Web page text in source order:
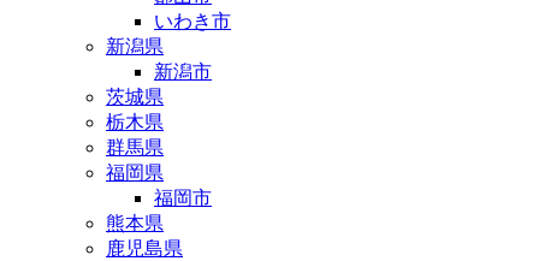
いわき市
新潟県
新潟市
茨城県
栃木県
群馬県
福岡県
福岡市
熊本県
鹿児島県